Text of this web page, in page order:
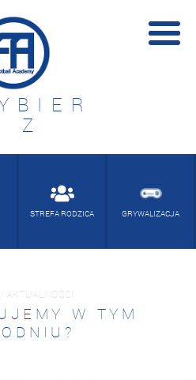
Z
STREFA RODZICA GRYWALIZACJA
AKTUALNOŚCI
W TYM